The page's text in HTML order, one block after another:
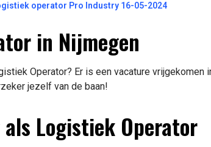
operator Pro Industry 16-05-2024
in Nijmegen
Operator? Er is een vacature vrijgekomen
jezelf van de baan!
als Logistiek Operator